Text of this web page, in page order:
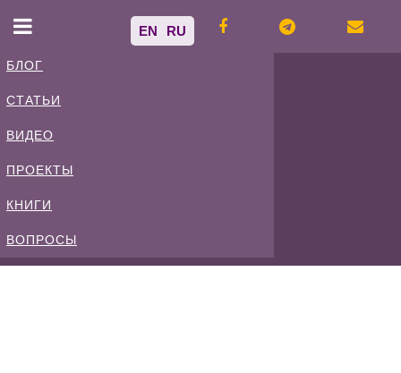
БЛОГ
СТАТЬИ
ВИДЕО
ПРОЕКТЫ
КНИГИ
ВОПРОСЫ
EN RU
Спиваковский
Блог